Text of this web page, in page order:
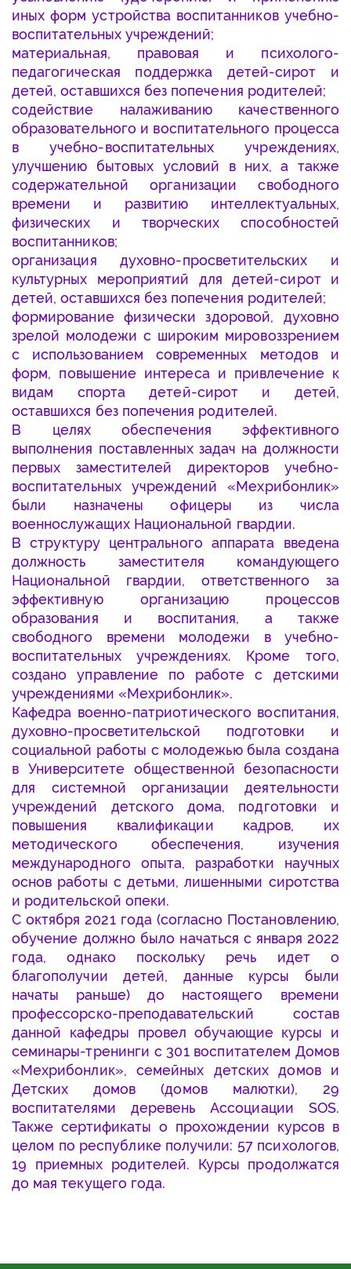
иных форм устройства воспитанников учебно-
воспитательных учреждений;
материальная, правовая и психолого-
педагогическая поддержка детей-сирот и
детей, оставшихся без попечения родителей;
содействие налаживанию качественного
образовательного и воспитательного процесса
в учебно-воспитательных учреждениях,
улучшению бытовых условий в них, а также
содержательной организации свободного
времени и развитию интеллектуальных,
физических и творческих способностей
воспитанников;
организация духовно-просветительских и
культурных мероприятий для детей-сирот и
детей, оставшихся без попечения родителей;
формирование физически здоровой, духовно
зрелой молодежи с широким мировоззрением
с использованием современных методов и
форм, повышение интереса и привлечение к
видам спорта детей-сирот и детей,
оставшихся без попечения родителей.
В целях обеспечения эффективного
выполнения поставленных задач на должности
первых заместителей директоров учебно-
воспитательных учреждений «Мехрибонлик»
были назначены офицеры из числа
военнослужащих Национальной гвардии.
В структуру центрального аппарата введена
должность заместителя командующего
Национальной гвардии, ответственного за
эффективную организацию процессов
образования и воспитания, а также
свободного времени молодежи в учебно-
воспитательных учреждениях. Кроме того,
создано управление по работе с детскими
учреждениями «Мехрибонлик».
Кафедра военно-патриотического воспитания,
духовно-просветительской подготовки и
социальной работы с молодежью была создана
в Университете общественной безопасности
для системной организации деятельности
учреждений детского дома, подготовки и
повышения квалификации кадров, их
методического обеспечения, изучения
международного опыта, разработки научных
основ работы с детьми, лишенными сиротства
и родительской опеки.
С октября 2021 года (согласно Постановлению,
обучение должно было начаться с января 2022
года, однако поскольку речь идет о
благополучии детей, данные курсы были
начаты раньше) до настоящего времени
профессорско-преподавательский состав
данной кафедры провел обучающие курсы и
семинары-тренинги с 301 воспитателем Домов
«Мехрибонлик», семейных детских домов и
Детских домов (домов малютки), 29
воспитателями деревень Ассоциации SOS.
Также сертификаты о прохождении курсов в
целом по республике получили: 57 психологов,
19 приемных родителей. Курсы продолжатся
до мая текущего года.